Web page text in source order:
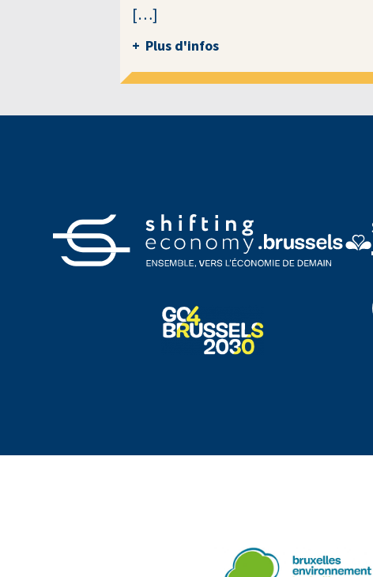
[…]
Plus d'infos